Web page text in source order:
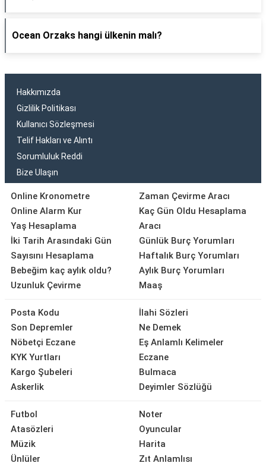
Ocean Orzaks hangi ülkenin malı?
Hakkımızda
Gizlilik Politikası
Kullanıcı Sözleşmesi
Telif Hakları ve Alıntı
Sorumluluk Reddi
Bize Ulaşın
Online Kronometre
Online Alarm Kur
Yaş Hesaplama
İki Tarih Arasındaki Gün
Sayısını Hesaplama
Bebeğim kaç aylık oldu?
Uzunluk Çevirme
Zaman Çevirme Aracı
Kaç Gün Oldu Hesaplama
Aracı
Günlük Burç Yorumları
Haftalık Burç Yorumları
Aylık Burç Yorumları
Maaş
Posta Kodu
Son Depremler
Nöbetçi Eczane
KYK Yurtları
Kargo Şubeleri
Askerlik
İlahi Sözleri
Ne Demek
Eş Anlamlı Kelimeler
Eczane
Bulmaca
Deyimler Sözlüğü
Futbol
Atasözleri
Müzik
Ünlüler
Noter
Oyuncular
Harita
Zıt Anlamlısı